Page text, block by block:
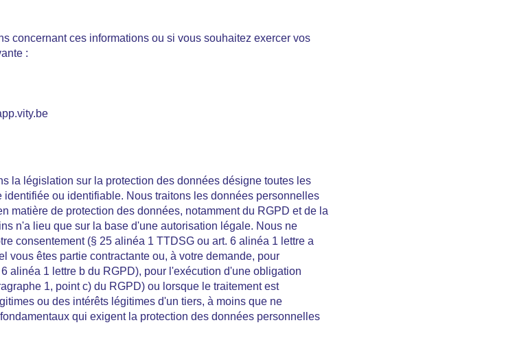
concernant ces informations ou si vous souhaitez exercer vos
:
la législation sur la protection des données désigne toutes les
ou identifiable. Nous traitons les données personnelles
matière de protection des données, notamment du RGPD et de la
n'a lieu que sur la base d'une autorisation légale. Nous ne
consentement (§ 25 alinéa 1 TTDSG ou art. 6 alinéa 1 lettre a
vous êtes partie contractante ou, à votre demande, pour
alinéa 1 lettre b du RGPD), pour l'exécution d'une obligation
1, point c) du RGPD) ou lorsque le traitement est
ou des intérêts légitimes d'un tiers, à moins que ne
qui exigent la protection des données personnelles